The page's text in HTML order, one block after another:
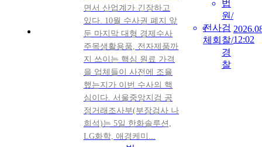
면서 산업계가 긴장하고
있다. 10월 수사권 폐지 앞
둔 마지막 대형 경제수사
주목생활용품, 전자제품까
지 쓰이는 핵심 원료 가격
을 업체들이 사전에 조율
했는지가 이번 수사의 핵
심이다. 서울중앙지검 공
정거래조사부(부장검사 나
희석)는 5일 한화솔루션,
LG화학, 애경케미...
전
체
사
회
법
원/
검
찰/
경
찰
12:02